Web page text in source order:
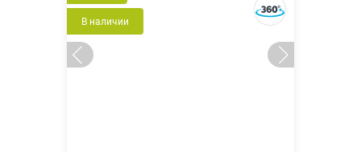
В наличии